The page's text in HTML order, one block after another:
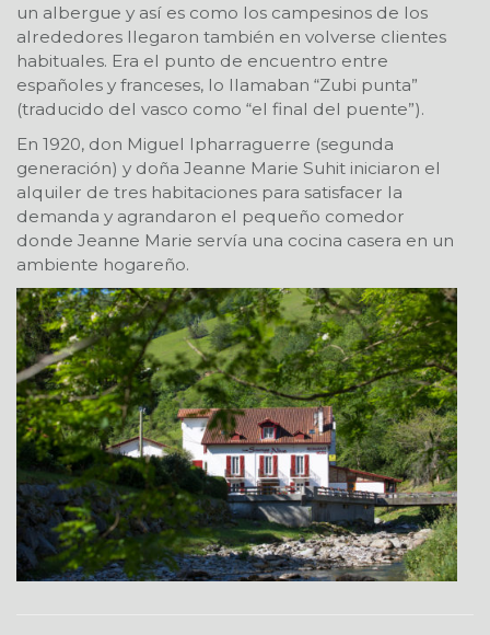
un albergue y así es como los campesinos de los
alrededores llegaron también en volverse clientes
habituales. Era el punto de encuentro entre
españoles y franceses, lo llamaban “Zubi punta”
(traducido del vasco como “el final del puente”).
En 1920, don Miguel Ipharraguerre (segunda
generación) y doña Jeanne Marie Suhit iniciaron el
alquiler de tres habitaciones para satisfacer la
demanda y agrandaron el pequeño comedor
donde Jeanne Marie servía una cocina casera en un
ambiente hogareño.